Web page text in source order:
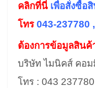
คลิกที่นี่ เพื่อสั่งซื้อ
โทร043-237780
ต้องการข้อมูลสินค้
บริษัท ไมนิคส์ คอ
โทร : 043